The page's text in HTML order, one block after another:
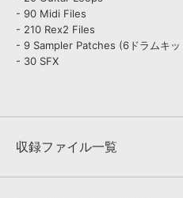
- 90 Midi Files
- 210 Rex2 Files
- 9 Sampler Patches (6ドラムキッ
- 30 SFX
収録ファイル一覧